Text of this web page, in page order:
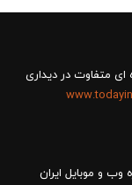
و موبایل ایران